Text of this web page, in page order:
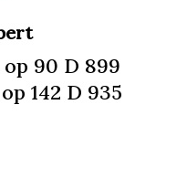
90 D 899
142 D 935